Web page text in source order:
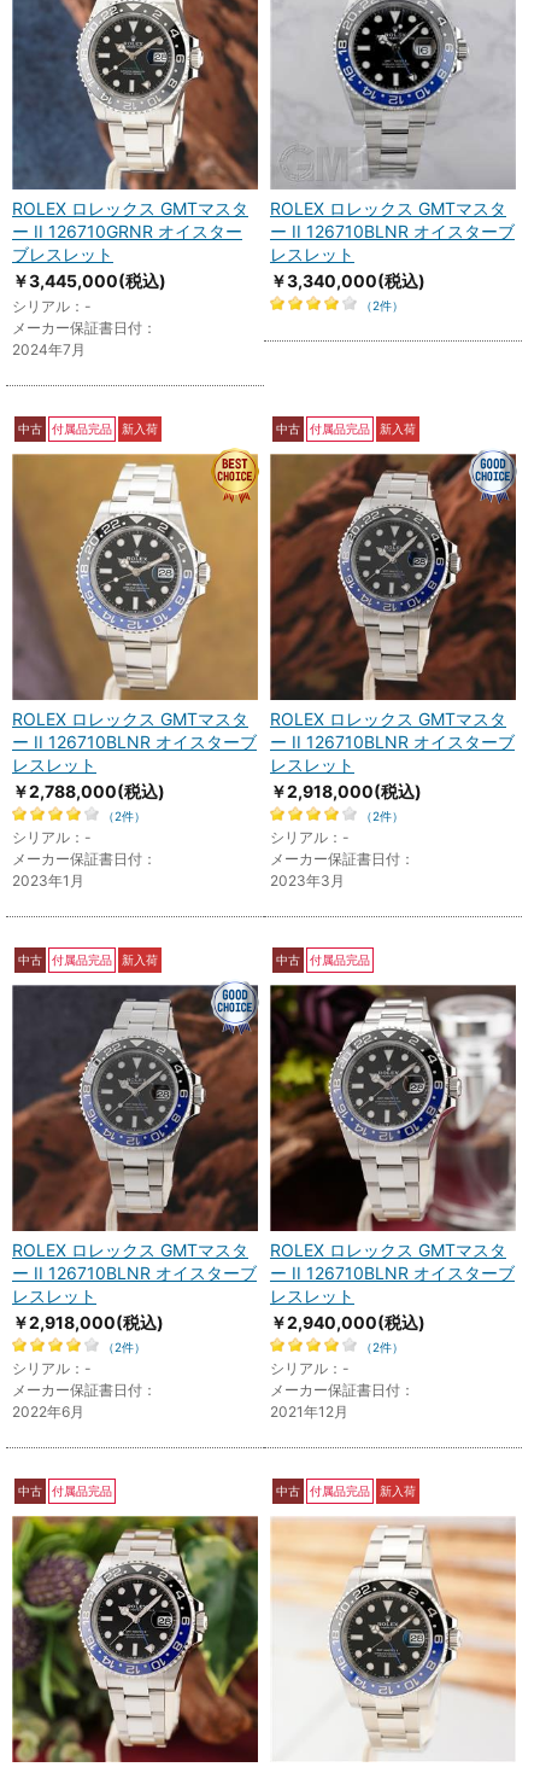
ROLEX ロレックス GMTマスタ
ー II 126710GRNR オイスター
ブレスレット
￥3,445,000(税込)
シリアル：-
メーカー保証書日付：
2024年7月
ROLEX ロレックス GMTマスタ
ー II 126710BLNR オイスターブ
レスレット
￥3,340,000(税込)
（2件）
中古 付属品完品 新入荷
ROLEX ロレックス GMTマスタ
ー II 126710BLNR オイスターブ
レスレット
￥2,788,000(税込)
（2件）
シリアル：-
メーカー保証書日付：
2023年1月
中古 付属品完品 新入荷
ROLEX ロレックス GMTマスタ
ー II 126710BLNR オイスターブ
レスレット
￥2,918,000(税込)
（2件）
シリアル：-
メーカー保証書日付：
2023年3月
中古 付属品完品 新入荷
ROLEX ロレックス GMTマスタ
ー II 126710BLNR オイスターブ
レスレット
￥2,918,000(税込)
（2件）
シリアル：-
メーカー保証書日付：
2022年6月
中古 付属品完品
ROLEX ロレックス GMTマスタ
ー II 126710BLNR オイスターブ
レスレット
￥2,940,000(税込)
（2件）
シリアル：-
メーカー保証書日付：
2021年12月
中古 付属品完品 中古 付属品完品 新入荷